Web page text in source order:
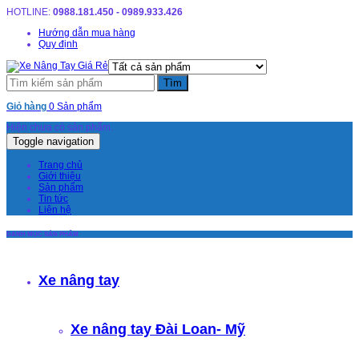
HOTLINE: 0988.181.450 - 0989.933.426
Hướng dẫn mua hàng
Quy định
Giỏ hàng 0 Sản phẩm
Hiện chưa có sản phẩm.
Toggle navigation
Trang chủ
Giới thiệu
Sản phẩm
Tin tức
Liên hệ
DANH MỤC SẢN PHẨM
Xe nâng tay
Xe nâng tay Đài Loan- Mỹ